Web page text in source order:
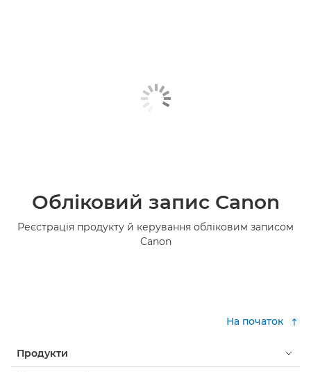
Обліковий запис Canon
Реєстрація продукту й керування обліковим записом
Canon
На початок
Продукти